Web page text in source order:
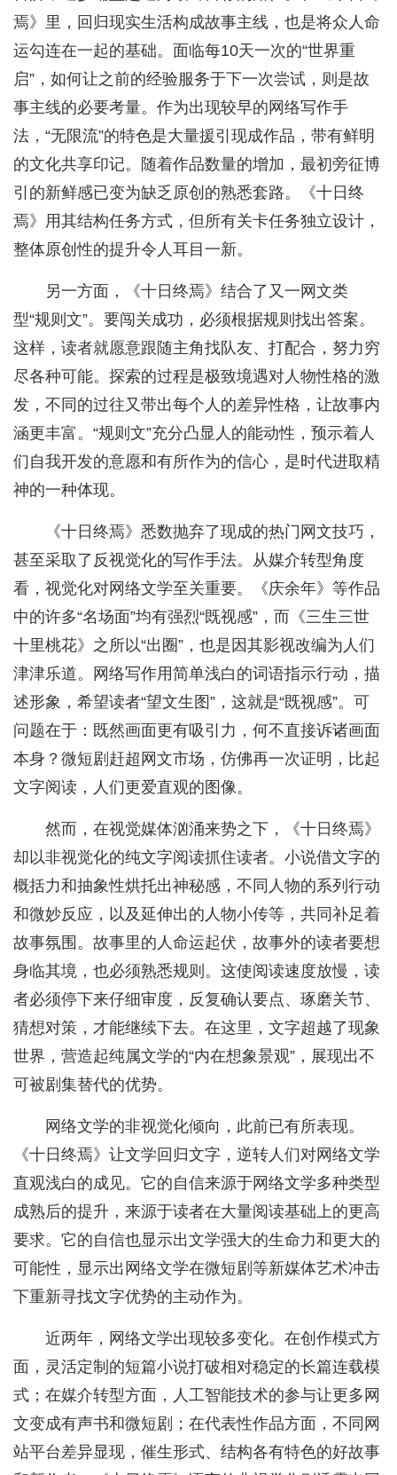
焉》里，回归现实生活构成故事主线，也是将众人命
运勾连在一起的基础。面临每10天一次的“世界重
启”，如何让之前的经验服务于下一次尝试，则是故
事主线的必要考量。作为出现较早的网络写作手
法，“无限流”的特色是大量援引现成作品，带有鲜明
的文化共享印记。随着作品数量的增加，最初旁征博
引的新鲜感已变为缺乏原创的熟悉套路。《十日终
焉》用其结构任务方式，但所有关卡任务独立设计，
整体原创性的提升令人耳目一新。
另一方面，《十日终焉》结合了又一网文类
型“规则文”。要闯关成功，必须根据规则找出答案。
这样，读者就愿意跟随主角找队友、打配合，努力穷
尽各种可能。探索的过程是极致境遇对人物性格的激
发，不同的过往又带出每个人的差异性格，让故事内
涵更丰富。“规则文”充分凸显人的能动性，预示着人
们自我开发的意愿和有所作为的信心，是时代进取精
神的一种体现。
《十日终焉》悉数抛弃了现成的热门网文技巧，
甚至采取了反视觉化的写作手法。从媒介转型角度
看，视觉化对网络文学至关重要。《庆余年》等作品
中的许多“名场面”均有强烈“既视感”，而《三生三世
十里桃花》之所以“出圈”，也是因其影视改编为人们
津津乐道。网络写作用简单浅白的词语指示行动，描
述形象，希望读者“望文生图”，这就是“既视感”。可
问题在于：既然画面更有吸引力，何不直接诉诸画面
本身？微短剧赶超网文市场，仿佛再一次证明，比起
文字阅读，人们更爱直观的图像。
然而，在视觉媒体汹涌来势之下，《十日终焉》
却以非视觉化的纯文字阅读抓住读者。小说借文字的
概括力和抽象性烘托出神秘感，不同人物的系列行动
和微妙反应，以及延伸出的人物小传等，共同补足着
故事氛围。故事里的人命运起伏，故事外的读者要想
身临其境，也必须熟悉规则。这使阅读速度放慢，读
者必须停下来仔细审度，反复确认要点、琢磨关节、
猜想对策，才能继续下去。在这里，文字超越了现象
世界，营造起纯属文学的“内在想象景观”，展现出不
可被剧集替代的优势。
网络文学的非视觉化倾向，此前已有所表现。
《十日终焉》让文学回归文字，逆转人们对网络文学
直观浅白的成见。它的自信来源于网络文学多种类型
成熟后的提升，来源于读者在大量阅读基础上的更高
要求。它的自信也显示出文学强大的生命力和更大的
可能性，显示出网络文学在微短剧等新媒体艺术冲击
下重新寻找文字优势的主动作为。
近两年，网络文学出现较多变化。在创作模式方
面，灵活定制的短篇小说打破相对稳定的长篇连载模
式；在媒介转型方面，人工智能技术的参与让更多网
文变成有声书和微短剧；在代表性作品方面，不同网
站平台差异显现，催生形式、结构各有特色的好故事